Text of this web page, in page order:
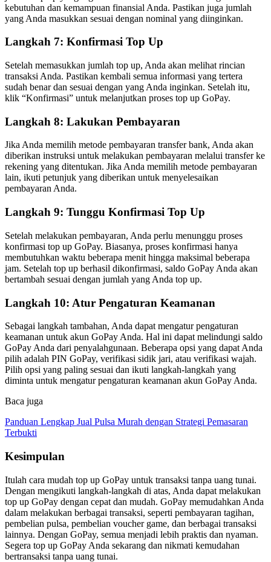
kebutuhan dan kemampuan finansial Anda. Pastikan juga jumlah
yang Anda masukkan sesuai dengan nominal yang diinginkan.
Langkah 7: Konfirmasi Top Up
Setelah memasukkan jumlah top up, Anda akan melihat rincian
transaksi Anda. Pastikan kembali semua informasi yang tertera
sudah benar dan sesuai dengan yang Anda inginkan. Setelah itu,
klik “Konfirmasi” untuk melanjutkan proses top up GoPay.
Langkah 8: Lakukan Pembayaran
Jika Anda memilih metode pembayaran transfer bank, Anda akan
diberikan instruksi untuk melakukan pembayaran melalui transfer ke
rekening yang ditentukan. Jika Anda memilih metode pembayaran
lain, ikuti petunjuk yang diberikan untuk menyelesaikan
pembayaran Anda.
Langkah 9: Tunggu Konfirmasi Top Up
Setelah melakukan pembayaran, Anda perlu menunggu proses
konfirmasi top up GoPay. Biasanya, proses konfirmasi hanya
membutuhkan waktu beberapa menit hingga maksimal beberapa
jam. Setelah top up berhasil dikonfirmasi, saldo GoPay Anda akan
bertambah sesuai dengan jumlah yang Anda top up.
Langkah 10: Atur Pengaturan Keamanan
Sebagai langkah tambahan, Anda dapat mengatur pengaturan
keamanan untuk akun GoPay Anda. Hal ini dapat melindungi saldo
GoPay Anda dari penyalahgunaan. Beberapa opsi yang dapat Anda
pilih adalah PIN GoPay, verifikasi sidik jari, atau verifikasi wajah.
Pilih opsi yang paling sesuai dan ikuti langkah-langkah yang
diminta untuk mengatur pengaturan keamanan akun GoPay Anda.
Baca juga
Panduan Lengkap Jual Pulsa Murah dengan Strategi Pemasaran
Terbukti
Kesimpulan
Itulah cara mudah top up GoPay untuk transaksi tanpa uang tunai.
Dengan mengikuti langkah-langkah di atas, Anda dapat melakukan
top up GoPay dengan cepat dan mudah. GoPay memudahkan Anda
dalam melakukan berbagai transaksi, seperti pembayaran tagihan,
pembelian pulsa, pembelian voucher game, dan berbagai transaksi
lainnya. Dengan GoPay, semua menjadi lebih praktis dan nyaman.
Segera top up GoPay Anda sekarang dan nikmati kemudahan
bertransaksi tanpa uang tunai.